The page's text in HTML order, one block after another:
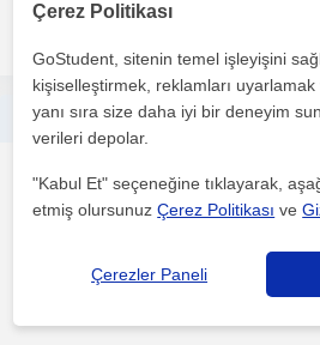
Hukuk
Pendik, İstanbul,
8 yıllık tecrübeye sahibim. Özel hukuk
Çerez Politikası
GoStudent, sitenin temel işleyişini
kişiselleştirmek, reklamları
yanı sıra size daha iyi bir deneyim
verileri depolar.
"Kabul Et" seçeneğine tıklayarak,
etmiş olursunuzÇerez Politikası ve
Çerezler Paneli